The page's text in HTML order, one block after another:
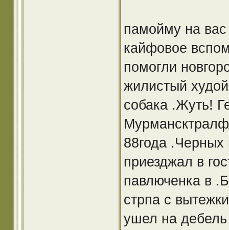
памойму на вас
кайфовое
помогли
жилистый
собака .Жуть!
88года .Черных
приезджал в
павлюченка в
стрпа с
ушел на